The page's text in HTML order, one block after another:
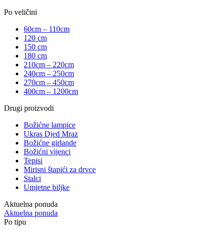
Po veličini
60cm – 110cm
120 cm
150 cm
180 cm
210cm – 220cm
240cm – 250cm
270cm – 450cm
400cm – 1200cm
Drugi proizvodi
Božićne lampice
Ukras Djed Mraz
Božićne girlande
Božićni vijenci
Tepisi
Mirisni štapići za drvce
Stalci
Umjetne biljke
Aktuelna ponuda
Aktuelna ponuda
Po tipu